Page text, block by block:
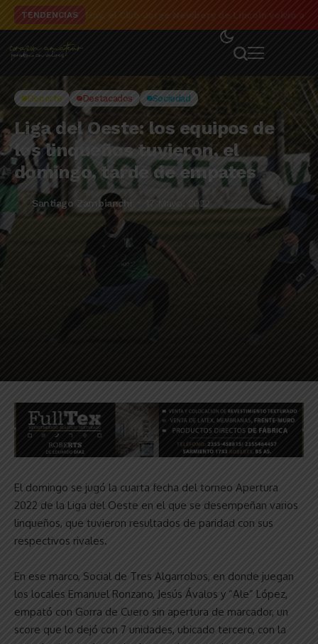
TENDENCIAS
Deporte Destacados Sociedad
Liga del Oeste: los equipos de
los linqueños tuvieron, el
domingo, tarde de empates
Santiago Zambianchi 17 Mayo, 2022
El domingo se jugó la cuarta fecha del torneo Apertura
2022 de la Liga del Oeste en el que se desempeñan varios
linqueños, que tuvieron resultados de paridad con sus
respectivos rivales.
En ese marco, Social de Tres Algarrobos, en donde juegan
los locales Emanuel Ronzano, Jesús Ávalos y “Ale” López,
empató con Gorra de Cuero sin apertura de marcador, un
score que lo dejó con 7 unidades, ubicado tercero, con la